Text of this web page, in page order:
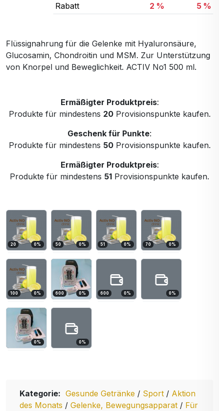
Rabatt
2 % 5 %
Flüssignahrung für die Gelenke mit Hyaluronsäure,
Glucosamin, Chondroitin und MSM. Zur Unterstützung
von Knorpel und Beweglichkeit. ACTIV No1 500 ml.
Ermäßigter Produktpreis:
Produkte für mindestens 20Provisionspunkte kaufen.
Geschenk für Punkte:
Produkte für mindestens 50Provisionspunkte kaufen.
Ermäßigter Produktpreis:
Produkte für mindestens 51 Provisionspunkte kaufen.
20 0% 50 0% 51 0% 70 0%
100 0% 600 0% 600 0% 0%
0% 0%
Kategorie: Gesunde Getränke / Sport / Aktion
des Monats / Gelenke, Bewegungsapparat / Für